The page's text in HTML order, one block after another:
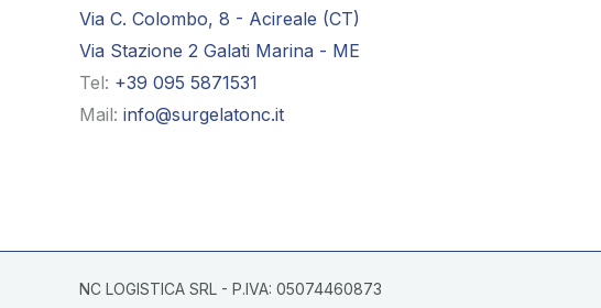
Via C. Colombo, 8 - Acireale (CT)
Via Stazione 2 Galati Marina - ME
Tel: +39 095 5871531
Mail: info@surgelatonc.it
NC LOGISTICA SRL - P.IVA: 05074460873